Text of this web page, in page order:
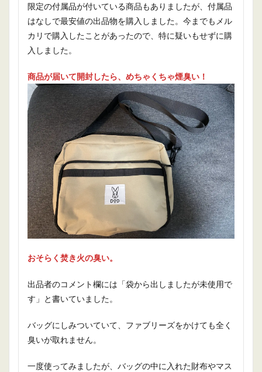
限定の付属品が付いている商品もありましたが、付属品
はなしで最安値の出品物を購入しました。今までもメル
カリで購入したことがあったので、特に疑いもせずに購
入しました。
商品が届いて開封したら、めちゃくちゃ煙臭い！
おそらく焚き火の臭い。
出品者のコメント欄には「袋から出しましたが未使用で
す」と書いていました。
バッグにしみついていて、ファブリーズをかけても全く
臭いが取れません。
一度使ってみましたが、バッグの中に入れた財布やマス